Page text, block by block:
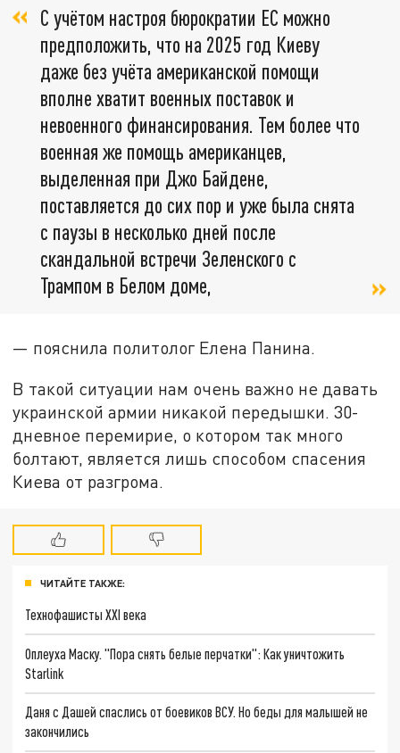
С учётом настроя бюрократии ЕС можно
предположить, что на 2025 год Киеву
даже без учёта американской помощи
вполне хватит военных поставок и
невоенного финансирования. Тем более что
военная же помощь американцев,
выделенная при Джо Байдене,
поставляется до сих пор и уже была снята
с паузы в несколько дней после
скандальной встречи Зеленского с
Трампом в Белом доме,
— пояснила политолог Елена Панина.
В такой ситуации нам очень важно не давать
украинской армии никакой передышки. 30-
дневное перемирие, о котором так много
болтают, является лишь способом спасения
Киева от разгрома.
ЧИТАЙТЕ ТАКЖЕ:
Технофашисты XXI века
Оплеуха Маску. "Пора снять белые перчатки": Как уничтожить
Starlink
Даня с Дашей спаслись от боевиков ВСУ. Но беды для малышей не
закончились